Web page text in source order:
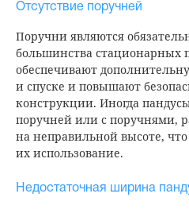
Отсутствие поручней
Поручни являются
большинства стационарных
обеспечивают
и спуске и повышают
конструкции. Иногда
поручней или с поручнями,
на неправильной высоте, что
их использование.
Недостаточная ширина